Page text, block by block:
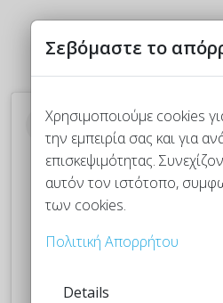
Σεβόμαστε το
Χρησιμοποιούμε cookies
την εμπειρία σας και για
επισκεψιμότητας.
αυτόν τον ιστότοπο,
των cookies.
Πολιτική Απορρήτου
Details